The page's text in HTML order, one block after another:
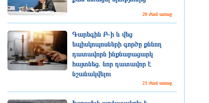
20 ժամ առաջ
Գարեգին Բ-ի և վեց
եպիսկոպոսների գործը քննող
դատավորն ինքնաբացարկ
հայտնեց. նոր դատավոր է
նշանակվելու
21 ժամ առաջ